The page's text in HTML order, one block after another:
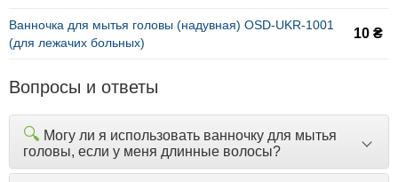
Ванночка для мытья головы (надувная) OSD-UKR-1001
(для лежачих больных)
10 ₴
Вопросы и ответы
🔍 Могу ли я использовать ванночку для мытья
головы, если у меня длинные волосы?